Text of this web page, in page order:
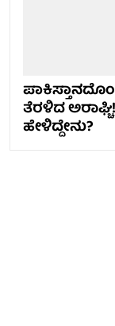
ತೆರಳಿದ
ಹೇಳಿದ್ದೇನು?